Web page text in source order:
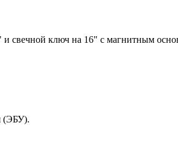
и свечной ключ на 16" с магнитным
(ЭБУ).